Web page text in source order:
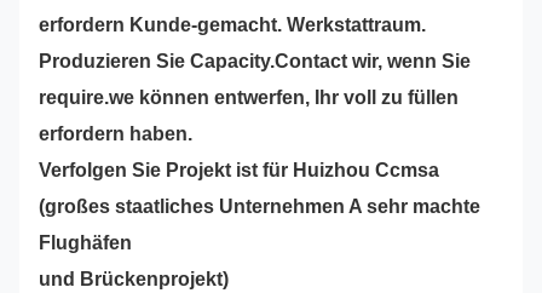
erfordern Kunde-gemacht. Werkstattraum.
Produzieren Sie Capacity.Contact wir, wenn Sie
require.we können entwerfen, Ihr voll zu füllen
erfordern haben.
Verfolgen Sie Projekt ist für Huizhou Ccmsa
(großes staatliches Unternehmen A sehr machte
Flughäfen
und Brückenprojekt)